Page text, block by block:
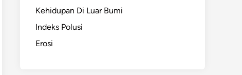
Kehidupan Di Luar Bumi
Indeks Polusi
Erosi